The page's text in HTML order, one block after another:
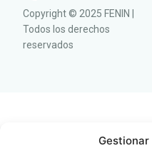
Copyright © 2025 FENIN |
Todos los derechos
reservados